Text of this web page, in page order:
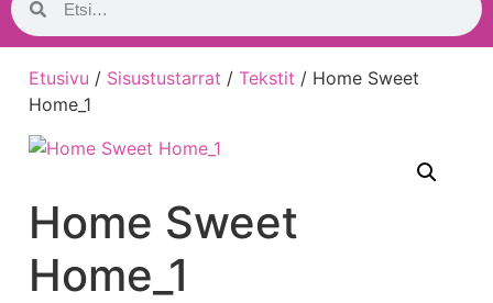
Etusivu / Sisustustarrat / Tekstit / Home Sweet
Home_1
Home Sweet
Home_1